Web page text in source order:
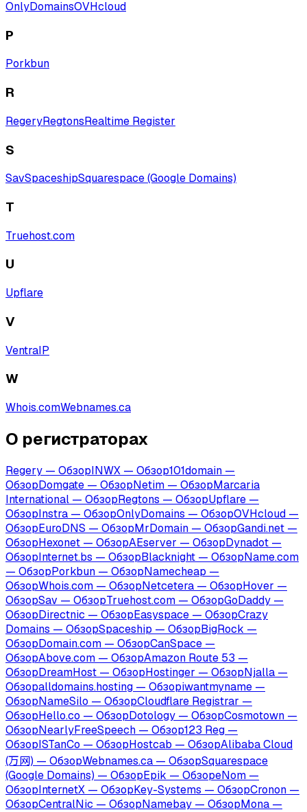
OnlyDomainsOVHcloud
P
Porkbun
R
RegeryRegtonsRealtime Register
S
SavSpaceshipSquarespace (Google Domains)
T
Truehost.com
U
Upflare
V
VentraIP
W
Whois.comWebnames.ca
О регистраторах
Regery — ОбзорINWX — Обзор101domain —
ОбзорDomgate — ОбзорNetim — ОбзорMarcaria
International — ОбзорRegtons — ОбзорUpflare —
ОбзорInstra — ОбзорOnlyDomains — ОбзорOVHcloud —
ОбзорEuroDNS — ОбзорMrDomain — ОбзорGandi.net —
ОбзорHexonet — ОбзорAEserver — ОбзорDynadot —
ОбзорInternet.bs — ОбзорBlacknight — ОбзорName.com
— ОбзорPorkbun — ОбзорNamecheap —
ОбзорWhois.com — ОбзорNetcetera — ОбзорHover —
ОбзорSav — ОбзорTruehost.com — ОбзорGoDaddy —
ОбзорDirectnic — ОбзорEasyspace — ОбзорCrazy
Domains — ОбзорSpaceship — ОбзорBigRock —
ОбзорDomain.com — ОбзорCanSpace —
ОбзорAbove.com — ОбзорAmazon Route 53 —
ОбзорDreamHost — ОбзорHostinger — ОбзорNjalla —
Обзорalldomains.hosting — Обзорiwantmyname —
ОбзорNameSilo — ОбзорCloudflare Registrar —
ОбзорHello.co — ОбзорDotology — ОбзорCosmotown —
ОбзорNearlyFreeSpeech — Обзор123 Reg —
ОбзорISTanCo — ОбзорHostcab — ОбзорAlibaba Cloud
(万网) — ОбзорWebnames.ca — ОбзорSquarespace
(Google Domains) — ОбзорEpik — ОбзорeNom —
ОбзорInternetX — ОбзорKey-Systems — ОбзорCronon —
ОбзорCentralNic — ОбзорNamebay — ОбзорMona —